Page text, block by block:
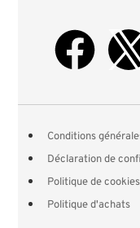
Conditions
Déclaration de
Politique de cookies
Politique d'achats